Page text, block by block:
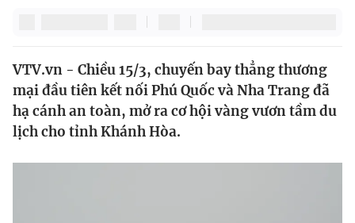
Tin tức
Thế giới đó đây
Câu chuyện quốc tế
Kinh tế
Tài chính
Dữ liệu và đời sống
VTV.vn - Chiều 15/3, chuyến bay thẳng thương
mại đầu tiên kết nối Phú Quốc và Nha Trang đã
hạ cánh an toàn, mở ra cơ hội vàng vươn tầm du
lịch cho tỉnh Khánh Hòa.